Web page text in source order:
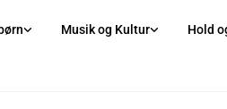
Musik og Kultur Hold